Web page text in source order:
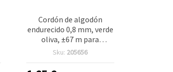
Cordón de algodón
endurecido 0,8 mm, verde
oliva, ±67 m para
manualidades y bisutería
Sku: 205656